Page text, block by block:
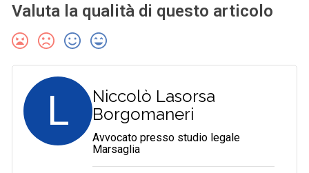
Valuta la qualità di questo articolo
L
Niccolò Lasorsa
Borgomaneri
Avvocato presso studio legale
Marsaglia